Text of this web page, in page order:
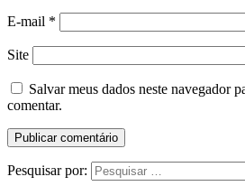
E-mail *
Site
Salvar meus dados neste navegador
comentar.
Pesquisar por: